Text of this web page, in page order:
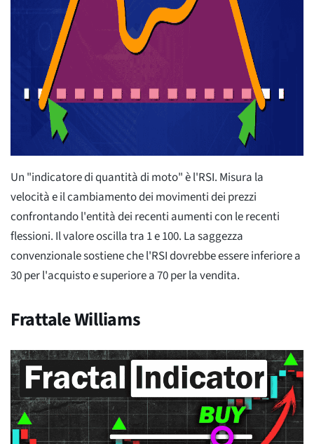
Un "indicatore di quantità di moto" è l'RSI. Misura la
velocità e il cambiamento dei movimenti dei prezzi
confrontando l'entità dei recenti aumenti con le recenti
flessioni. Il valore oscilla tra 1 e 100. La saggezza
convenzionale sostiene che l'RSI dovrebbe essere inferiore a
30 per l'acquisto e superiore a 70 per la vendita.
Frattale Williams